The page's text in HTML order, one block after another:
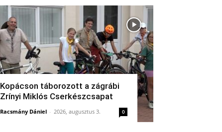
Kopácson táborozott a zágrábi
Zrínyi Miklós Cserkészcsapat
Racsmány Dániel - 2026, augusztus 3. 0